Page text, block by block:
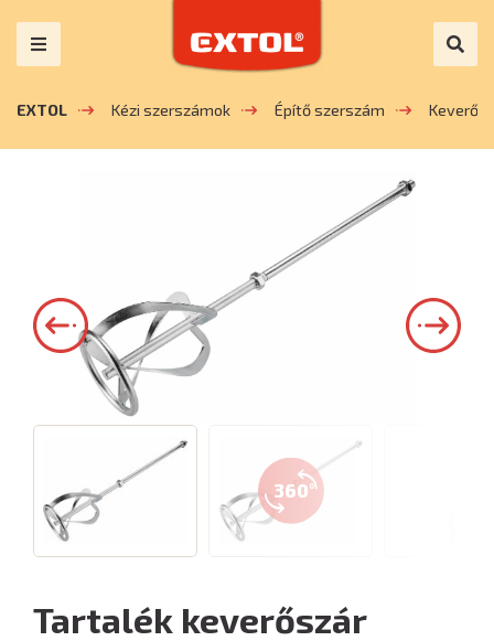
EXTOL Kézi szerszámok Építő szerszám Keverő
360°
Tartalék keverőszár